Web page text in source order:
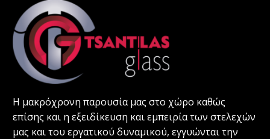
Η μακρόχρονη παρουσία μας στο χώρο καθώς
επίσης και η εξειδίκευση και εμπειρία των στελεχών
μας και του εργατικού δυναμικού, εγγυώνται την